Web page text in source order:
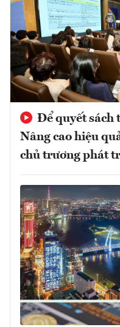
Để quyết sách
Nâng cao hiệu
chủ trương phát